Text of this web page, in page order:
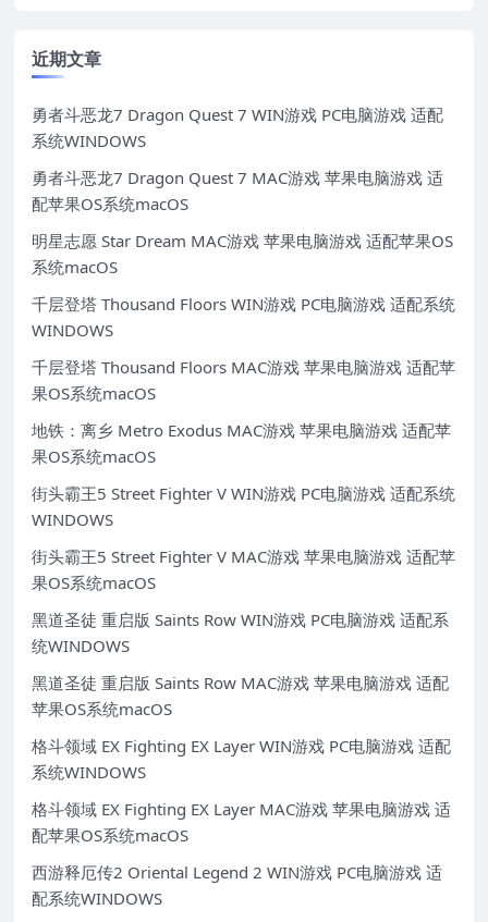
近期文章
勇者斗恶龙7 Dragon Quest 7 WIN游戏 PC电脑游戏 适配
系统WINDOWS
勇者斗恶龙7 Dragon Quest 7 MAC游戏 苹果电脑游戏 适
配苹果OS系统macOS
明星志愿 Star Dream MAC游戏 苹果电脑游戏 适配苹果OS
系统macOS
千层登塔 Thousand Floors WIN游戏 PC电脑游戏 适配系统
WINDOWS
千层登塔 Thousand Floors MAC游戏 苹果电脑游戏 适配苹
果OS系统macOS
地铁：离乡 Metro Exodus MAC游戏 苹果电脑游戏 适配苹
果OS系统macOS
街头霸王5 Street Fighter V WIN游戏 PC电脑游戏 适配系统
WINDOWS
街头霸王5 Street Fighter V MAC游戏 苹果电脑游戏 适配苹
果OS系统macOS
黑道圣徒 重启版 Saints Row WIN游戏 PC电脑游戏 适配系
统WINDOWS
黑道圣徒 重启版 Saints Row MAC游戏 苹果电脑游戏 适配
苹果OS系统macOS
格斗领域 EX Fighting EX Layer WIN游戏 PC电脑游戏 适配
系统WINDOWS
格斗领域 EX Fighting EX Layer MAC游戏 苹果电脑游戏 适
配苹果OS系统macOS
西游释厄传2 Oriental Legend 2 WIN游戏 PC电脑游戏 适
配系统WINDOWS